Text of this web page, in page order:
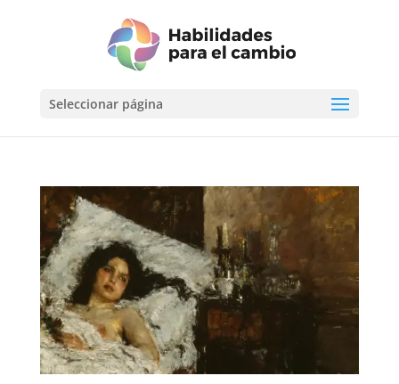
Seleccionar página